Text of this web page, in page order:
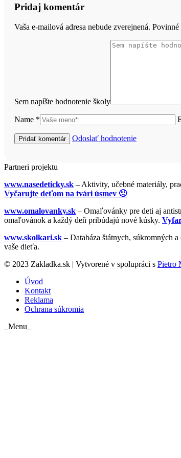
Pridaj komentár
Vaša e-mailová adresa nebude zverejnená.
Sem napíšte hodnotenie školy
Name *
Odoslať hodnotenie
Partneri projektu
www.nasedeticky.sk – Aktivity, učebné materiály,
Vyčarujte deťom na tvári úsmev 🙂
www.omalovanky.sk – Omaľovánky pre deti aj
omaľovánok a každý deň pribúdajú nové kúsky.
www.skolkari.sk – Databáza štátnych, súkromných
vaše dieťa.
© 2023 Zakladka.sk | Vytvorené v spolupráci s Pietro
Úvod
Kontakt
Reklama
Ochrana súkromia
_Menu_